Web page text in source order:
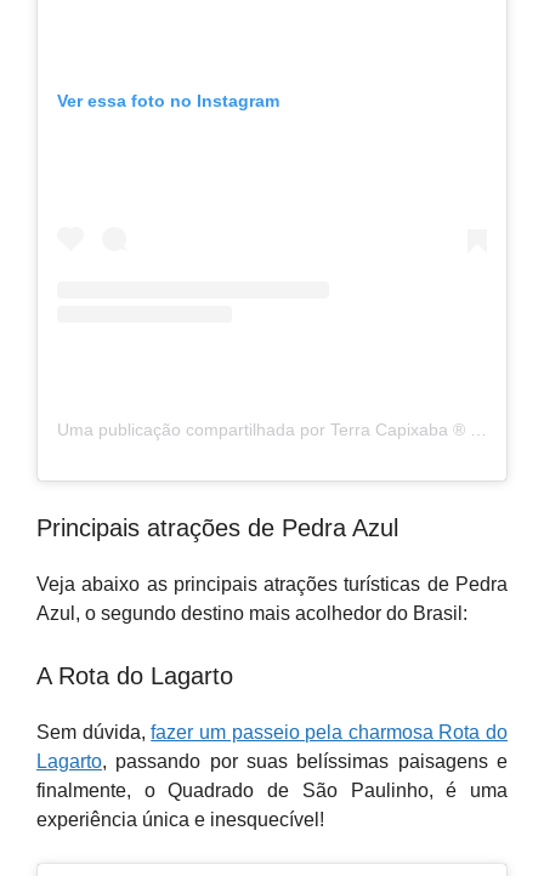
Ver essa foto no Instagram
Principais atrações de Pedra Azul
Veja abaixo as principais atrações turísticas de Pedra
Azul, o segundo destino mais acolhedor do Brasil:
A Rota do Lagarto
Sem dúvida,fazer um passeio pela charmosa Rota do
Lagarto, passando por suas belíssimas paisagens e
finalmente, o Quadrado de São Paulinho, é uma
experiência única e inesquecível!